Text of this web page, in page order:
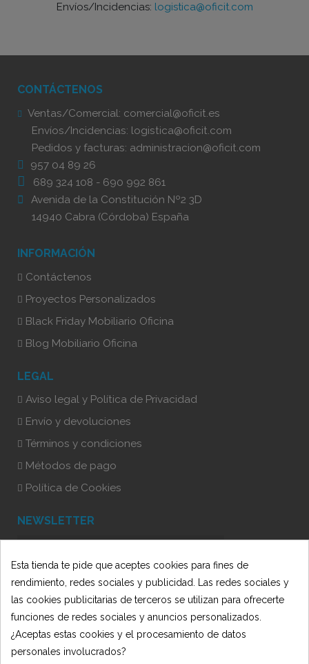
Envíos/Incidencias: logistica@oficit.com
CONTÁCTENOS
Ventas/Comercial: comercial@oficit.es
Envíos/Incidencias: logistica@oficit.com
Pedidos y facturas: administracion@oficit.com
957 04 89 26
689 324 108 - 690 992 861
Avenida de la Constitución Nº2 3D
14940 Cabra (Córdoba) España
INFORMACIÓN
Contáctenos
Proyectos Personalizados
Black Friday Mobiliario Oficina
Blog Mobiliario Oficina
LEGAL
Aviso legal y Política de Privacidad
Envío y devoluciones
Términos y condiciones
Métodos de pago
Política de Cookies
NEWSLETTER
He leído y acepto la Política de Privacidad
Esta tienda te pide que aceptes cookies para fines de
rendimiento, redes sociales y publicidad. Las redes sociales y
las cookies publicitarias de terceros se utilizan para ofrecerte
funciones de redes sociales y anuncios personalizados.
¿Aceptas estas cookies y el procesamiento de datos
personales involucrados?